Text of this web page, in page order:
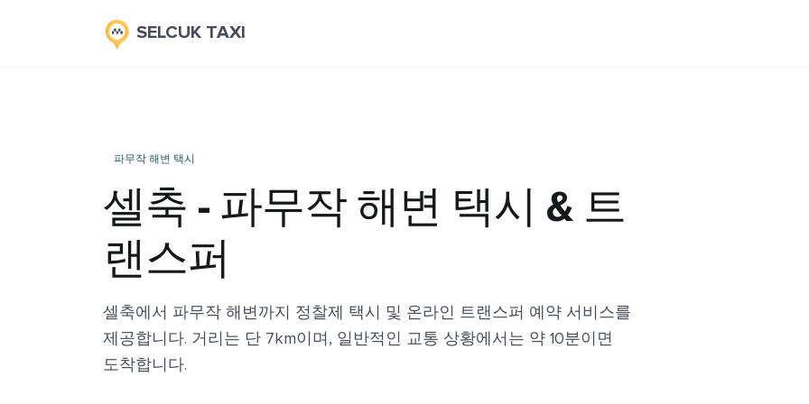
SELCUK TAXI
파무작 해변 택시
셀축 - 파무작 해변 택시 & 트
랜스퍼
셀축에서 파무작 해변까지 정찰제 택시 및 온라인 트랜스퍼 예약 서비스를
제공합니다. 거리는 단 7km이며, 일반적인 교통 상황에서는 약 10분이면
도착합니다.